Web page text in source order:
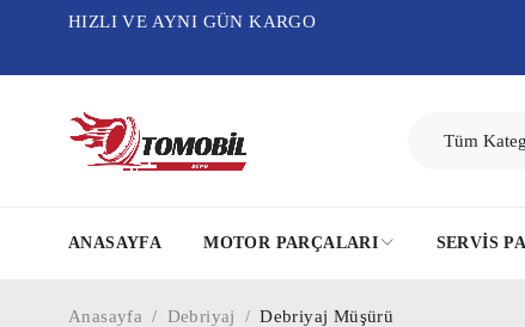
HIZLI VE AYNI GÜN KARGO
ANASAYFA MOTOR PARÇALARI SERVIS
Anasayfa / Debriyaj / Debriyaj Müşürü